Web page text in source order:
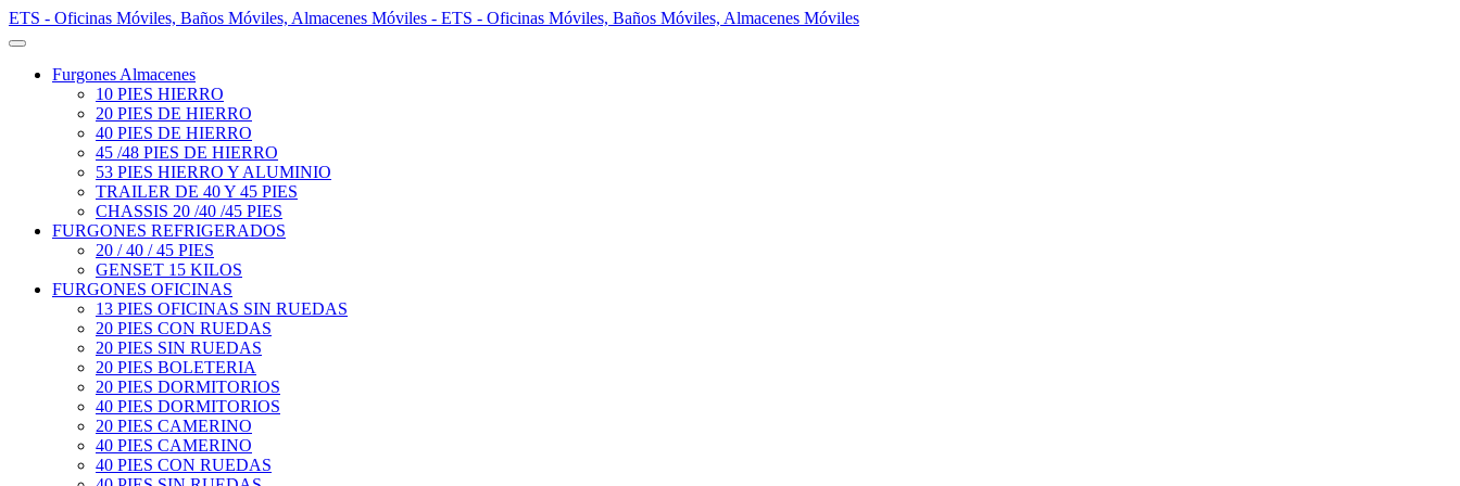
ETS - Oficinas Móviles, Baños Móviles, Almacenes Móviles - ETS - Oficinas Móviles, Baños Móviles, Almacenes Móviles
Furgones Almacenes
10 PIES HIERRO
20 PIES DE HIERRO
40 PIES DE HIERRO
45 /48 PIES DE HIERRO
53 PIES HIERRO Y ALUMINIO
TRAILER DE 40 Y 45 PIES
CHASSIS 20 /40 /45 PIES
FURGONES REFRIGERADOS
20 / 40 / 45 PIES
GENSET 15 KILOS
FURGONES OFICINAS
13 PIES OFICINAS SIN RUEDAS
20 PIES CON RUEDAS
20 PIES SIN RUEDAS
20 PIES BOLETERIA
20 PIES DORMITORIOS
40 PIES DORMITORIOS
20 PIES CAMERINO
40 PIES CAMERINO
40 PIES CON RUEDAS